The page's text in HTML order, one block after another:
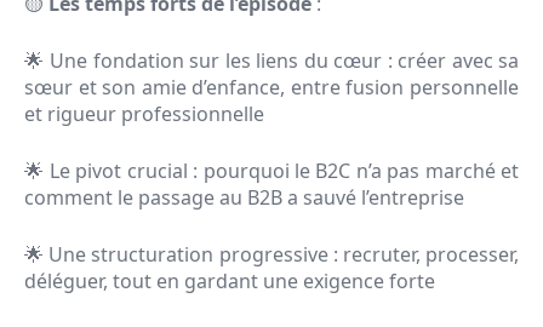
🌟 Une fondation sur les liens du cœur : créer avec sa
sœur et son amie d’enfance, entre fusion personnelle
et rigueur professionnelle
🌟 Le pivot crucial : pourquoi le B2C n’a pas marché et
comment le passage au B2B a sauvé l’entreprise
🌟 Une structuration progressive : recruter, processer,
déléguer, tout en gardant une exigence forte